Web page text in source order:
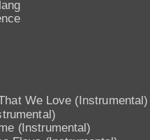
We Love (Instrumental)
(Instrumental)